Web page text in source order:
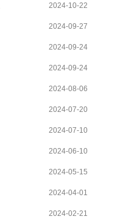
2024-10-22
2024-09-27
2024-09-24
2024-09-24
2024-08-06
2024-07-20
2024-07-10
2024-06-10
2024-05-15
2024-04-01
2024-02-21